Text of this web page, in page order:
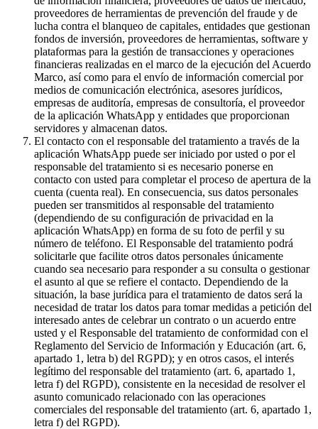
proveedores de herramientas de prevención del fraude y de
lucha contra el blanqueo de capitales, entidades que gestionan
fondos de inversión, proveedores de herramientas, software y
plataformas para la gestión de transacciones y operaciones
financieras realizadas en el marco de la ejecución del Acuerdo
Marco, así como para el envío de información comercial por
medios de comunicación electrónica, asesores jurídicos,
empresas de auditoría, empresas de consultoría, el proveedor
de la aplicación WhatsApp y entidades que proporcionan
servidores y almacenan datos.
El contacto con el responsable del tratamiento a través de la
aplicación WhatsApp puede ser iniciado por usted o por el
responsable del tratamiento si es necesario ponerse en
contacto con usted para completar el proceso de apertura de la
cuenta (cuenta real). En consecuencia, sus datos personales
pueden ser transmitidos al responsable del tratamiento
(dependiendo de su configuración de privacidad en la
aplicación WhatsApp) en forma de su foto de perfil y su
número de teléfono. El Responsable del tratamiento podrá
solicitarle que facilite otros datos personales únicamente
cuando sea necesario para responder a su consulta o gestionar
el asunto al que se refiere el contacto. Dependiendo de la
situación, la base jurídica para el tratamiento de datos será la
necesidad de tratar los datos para tomar medidas a petición del
interesado antes de celebrar un contrato o un acuerdo entre
usted y el Responsable del tratamiento de conformidad con el
Reglamento del Servicio de Información y Educación (art. 6,
apartado 1, letra b) del RGPD); y en otros casos, el interés
legítimo del responsable del tratamiento (art. 6, apartado 1,
letra f) del RGPD), consistente en la necesidad de resolver el
asunto comunicado relacionado con las operaciones
comerciales del responsable del tratamiento (art. 6, apartado 1,
letra f) del RGPD).